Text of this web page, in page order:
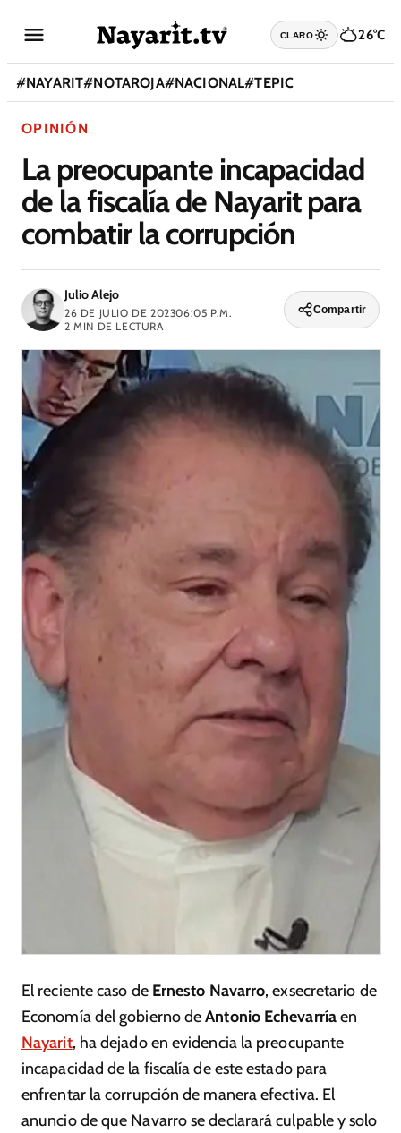
CLARO 26°C
#NAYARIT#NOTAROJA#NACIONAL#TEPIC
OPINIÓN
La preocupante incapacidad
de la fiscalía de Nayarit para
combatir la corrupción
Julio Alejo
26 DE JULIO DE 202306:05 P.M.
2 MIN DE LECTURA
Compartir
El reciente caso de Ernesto Navarro, exsecretario de
Economía del gobierno deAntonio Echevarríaen
Nayarit, ha dejado en evidencia la preocupante
incapacidad de la fiscalía de este estado para
enfrentar la corrupción de manera efectiva. El
anuncio de que Navarro se declarará culpable y solo